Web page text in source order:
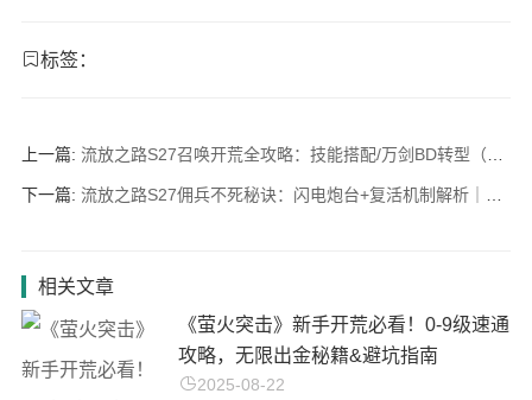
标签：
上一篇: 流放之路S27召唤开荒全攻略：技能搭配/万剑BD转型（低造价通关异界）
下一篇: 流放之路S27佣兵不死秘诀：闪电炮台+复活机制解析｜约翰NPC位置
相关文章
《萤火突击》新手开荒必看！0-9级速通
攻略，无限出金秘籍&避坑指南
2025-08-22